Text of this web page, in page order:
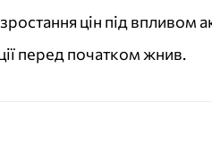
цін під впливом
перед початком жнив.